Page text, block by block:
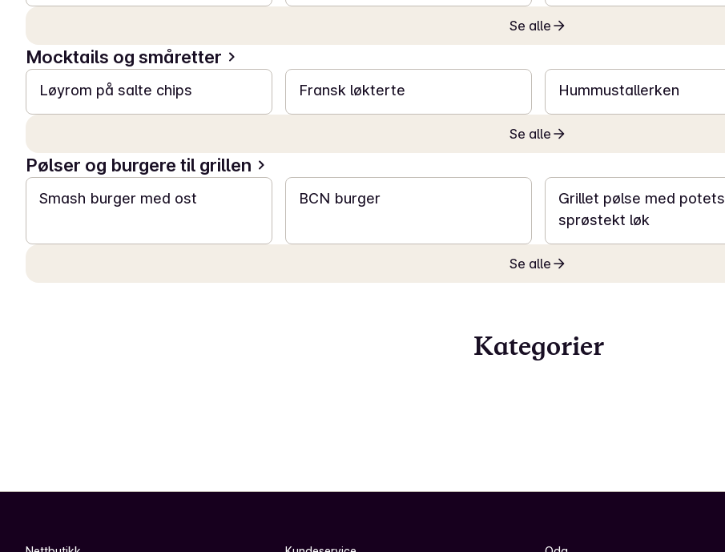
Se alle
Mocktails og småretter
10 min
Løyrom på salte chips Fransk løkterte Hummustallerken
Se alle
Pølser og burgere til grillen
20 min
Smash burger med ost BCN burger
Grillet pølse med
sprøstekt løk
Se alle
Kategorier